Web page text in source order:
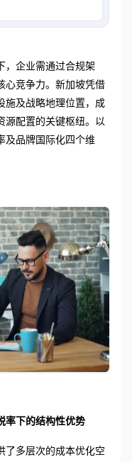
个维
，企业需通过合规架
心竞争力。新加坡凭借
施及战略地理位置，成
源配置的关键枢纽。以
及品牌国际化四个维
率下的结构性优势
了多层次的成本优化空